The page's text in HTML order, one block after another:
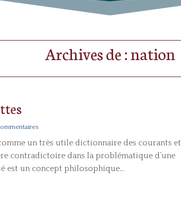
Archives de : nation
un très utile dictionnaire des courants et
contradictoire dans la problématique d’une
est un concept philosophique...